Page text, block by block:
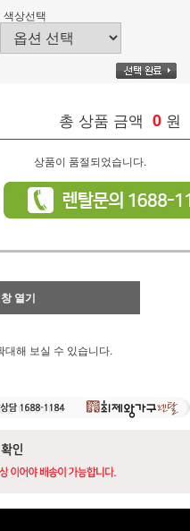
색상선택
총 상품 금액 0 원
상품이 품절되었습니다.
열기
대해 보실 수 있습니다.